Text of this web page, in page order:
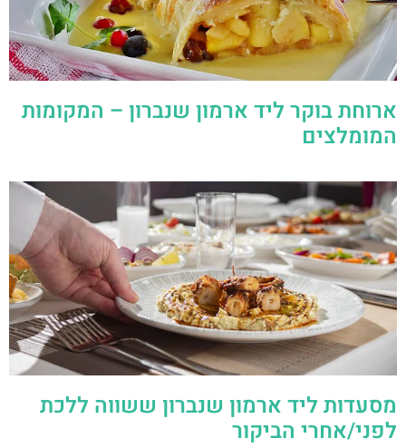
ארוחת בוקר ליד ארמון שנברון – המקומות
המומלצים
מסעדות ליד ארמון שנברון ששווה ללכת
לפני/אחרי הביקור